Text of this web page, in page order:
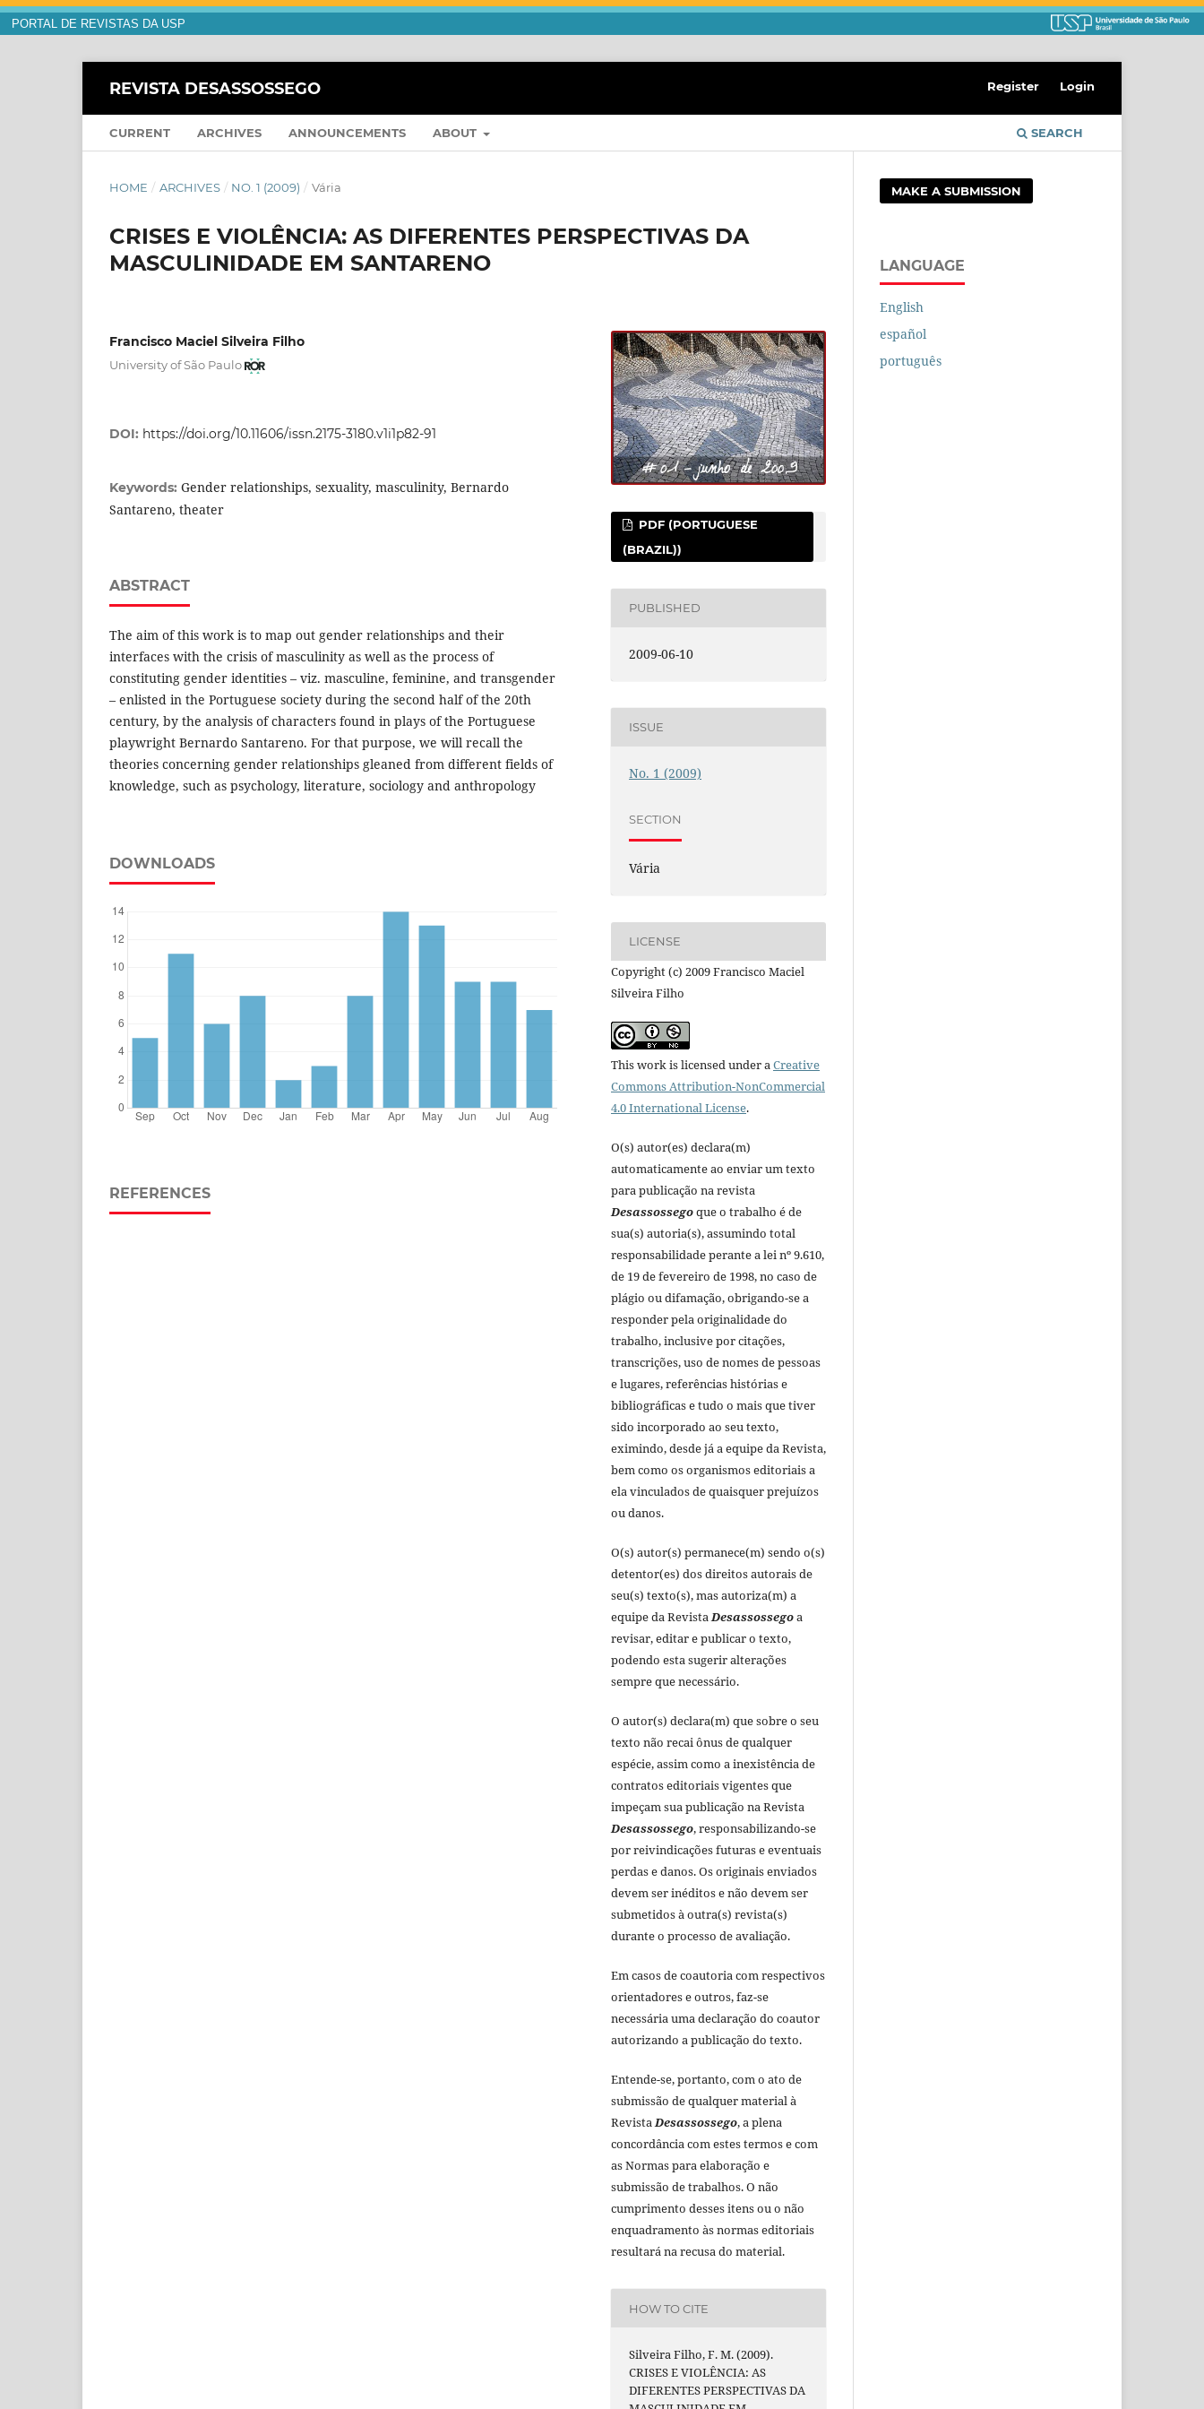
PORTAL DE REVISTAS DA USP
REVISTA DESASSOSSEGO
CURRENT ARCHIVES ANNOUNCEMENTS ABOUT SEARCH
Register Login
HOME / ARCHIVES / NO. 1 (2009) / Vária
CRISES E VIOLÊNCIA: AS DIFERENTES PERSPECTIVAS DA
MASCULINIDADE EM SANTARENO
Francisco Maciel Silveira Filho
University of São Paulo
DOI: https://doi.org/10.11606/issn.2175-3180.v1i1p82-91
Keywords: Gender relationships, sexuality, masculinity, Bernardo
Santareno, theater
ABSTRACT
The aim of this work is to map out gender relationships and their
interfaces with the crisis of masculinity as well as the process of
constituting gender identities – viz. masculine, feminine, and transgender
– enlisted in the Portuguese society during the second half of the 20th
century, by the analysis of characters found in plays of the Portuguese
playwright Bernardo Santareno. For that purpose, we will recall the
theories concerning gender relationships gleaned from different fields of
knowledge, such as psychology, literature, sociology and anthropology
DOWNLOADS
REFERENCES
PDF (PORTUGUESE
(BRAZIL))
PUBLISHED
2009-06-10
ISSUE
No. 1 (2009)
SECTION
Vária
LICENSE
Copyright (c) 2009 Francisco Maciel
Silveira Filho
This work is licensed under aCreative
Commons Attribution-NonCommercial
4.0 International License.
O(s) autor(es) declara(m)
automaticamente ao enviar um texto
para publicação na revista
Desassossegoque o trabalho é de
sua(s) autoria(s), assumindo total
responsabilidade perante a lei nº 9.610,
de 19 de fevereiro de 1998, no caso de
plágio ou difamação, obrigando-se a
responder pela originalidade do
trabalho, inclusive por citações,
transcrições, uso de nomes de pessoas
e lugares, referências histórias e
bibliográficas e tudo o mais que tiver
sido incorporado ao seu texto,
eximindo, desde já a equipe da Revista,
bem como os organismos editoriais a
ela vinculados de quaisquer prejuízos
ou danos.
O(s) autor(s) permanece(m) sendo o(s)
detentor(es) dos direitos autorais de
seu(s) texto(s), mas autoriza(m) a
equipe da RevistaDesassossegoa
revisar, editar e publicar o texto,
podendo esta sugerir alterações
sempre que necessário.
O autor(s) declara(m) que sobre o seu
texto não recai ônus de qualquer
espécie, assim como a inexistência de
contratos editoriais vigentes que
impeçam sua publicação na Revista
Desassossego, responsabilizando-se
por reivindicações futuras e eventuais
perdas e danos. Os originais enviados
devem ser inéditos e não devem ser
submetidos à outra(s) revista(s)
durante o processo de avaliação.
Em casos de coautoria com respectivos
orientadores e outros, faz-se
necessária uma declaração do coautor
autorizando a publicação do texto.
Entende-se, portanto, com o ato de
submissão de qualquer material à
RevistaDesassossego, a plena
concordância com estes termos e com
as Normas para elaboração e
submissão de trabalhos. O não
cumprimento desses itens ou o não
enquadramento às normas editoriais
resultará na recusa do material.
HOW TO CITE
Silveira Filho, F. M. (2009).
CRISES E VIOLÊNCIA: AS
DIFERENTES PERSPECTIVAS DA
MAKE A SUBMISSION
LANGUAGE
English
español
português